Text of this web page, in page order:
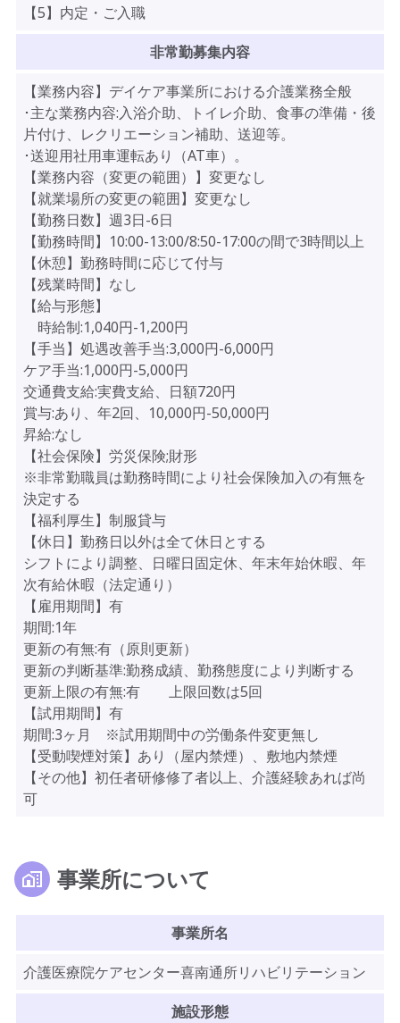
【5】内定・ご入職
非常勤募集内容
【業務内容】デイケア事業所における介護業務全般
･主な業務内容:入浴介助、トイレ介助、食事の準備・後
片付け、レクリエーション補助、送迎等。
･送迎用社用車運転あり（AT車）。
【業務内容（変更の範囲）】変更なし
【就業場所の変更の範囲】変更なし
【勤務日数】週3日-6日
【勤務時間】10:00-13:00/8:50-17:00の間で3時間以上
【休憩】勤務時間に応じて付与
【残業時間】なし
【給与形態】
時給制:1,040円-1,200円
【手当】処遇改善手当:3,000円-6,000円
ケア手当:1,000円-5,000円
交通費支給:実費支給、日額720円
賞与:あり、年2回、10,000円-50,000円
昇給:なし
【社会保険】労災保険;財形
※非常勤職員は勤務時間により社会保険加入の有無を
決定する
【福利厚生】制服貸与
【休日】勤務日以外は全て休日とする
シフトにより調整、日曜日固定休、年末年始休暇、年
次有給休暇（法定通り）
【雇用期間】有
期間:1年
更新の有無:有（原則更新）
更新の判断基準:勤務成績、勤務態度により判断する
更新上限の有無:有 上限回数は5回
【試用期間】有
期間:3ヶ月 ※試用期間中の労働条件変更無し
【受動喫煙対策】あり（屋内禁煙）、敷地内禁煙
【その他】初任者研修修了者以上、介護経験あれば尚
可
事業所について
事業所名
介護医療院ケアセンター喜南通所リハビリテーション
施設形態